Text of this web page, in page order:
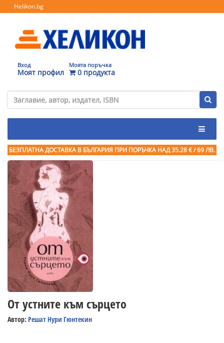
Helikon.bg
Вход
Моят профил
Моята поръчка
0 продукта
БЕЗПЛАТНА ДОСТАВКА В БЪЛГАРИЯ ПРИ ПОРЪЧКА НАД 35.28 € / 69 ЛВ.
От устните към сърцето
Автор: Решат Нури Гюнтекин